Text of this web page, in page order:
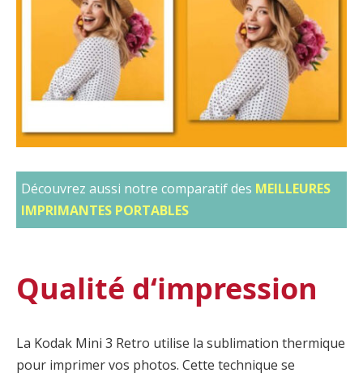
Découvrez aussi notre comparatif des MEILLEURES
IMPRIMANTES PORTABLES
Qualité d‘impression
La Kodak Mini 3 Retro utilise la sublimation thermique
pour imprimer vos photos. Cette technique se